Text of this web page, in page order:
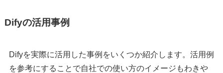
Difyの活用事例
Difyを実際に活用した事例をいくつか紹介します。活用例
を参考にすることで自社での使い方のイメージもわきや